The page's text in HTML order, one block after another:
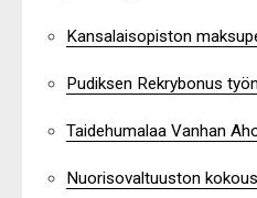
Kansalaisopiston
Pudiksen Rekrybonus
Taidehumalaa Vanhan
Nuorisovaltuuston